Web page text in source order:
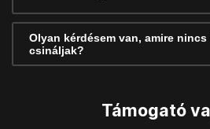
Olyan kérdésem van, amire
csináljak?
Támogató